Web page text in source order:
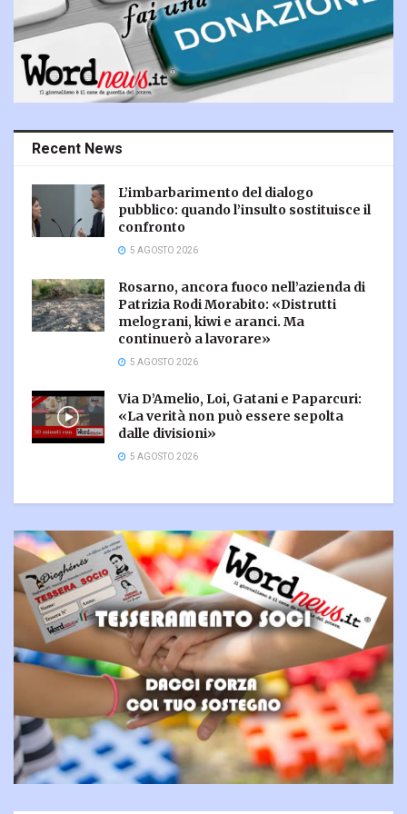
Recent News
L’imbarbarimento del dialogo
pubblico: quando l’insulto sostituisce il
confronto
5 AGOSTO 2026
Rosarno, ancora fuoco nell’azienda di
Patrizia Rodi Morabito: «Distrutti
melograni, kiwi e aranci. Ma
continuerò a lavorare»
5 AGOSTO 2026
Via D’Amelio, Loi, Gatani e Paparcuri:
«La verità non può essere sepolta
dalle divisioni»
5 AGOSTO 2026